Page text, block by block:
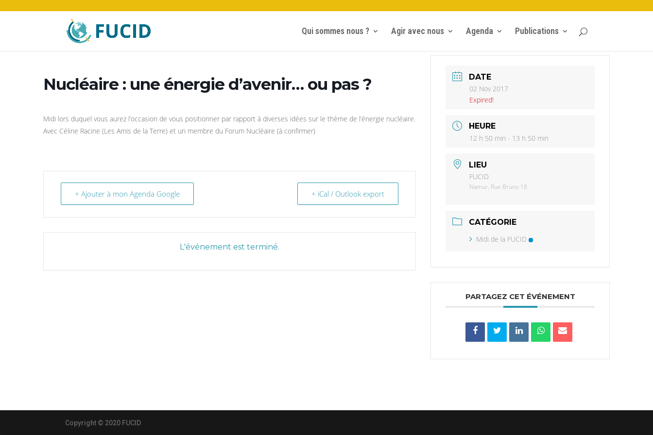
Qui sommes nous ? Agir avec nous Agenda Publications
Nucléaire : une énergie d’avenir… ou pas ?
Midi lors duquel vous aurez l’occasion de vous positionner par rapport à diverses idées sur le thème de l’énergie nucléaire.
Avec Céline Racine (Les Amis de la Terre) et un membre du Forum Nucléaire (à confirmer)
+ Ajouter à mon Agenda Google + iCal / Outlook export
L'événement est terminé.
DATE
02 Nov 2017
Expired!
HEURE
12 h 50 min - 13 h 50 min
LIEU
FUCID
Namur, Rue Bruno 18
CATÉGORIE
Midi de la FUCID
PARTAGEZ CET ÉVÉNEMENT
Copyright © 2020 FUCID